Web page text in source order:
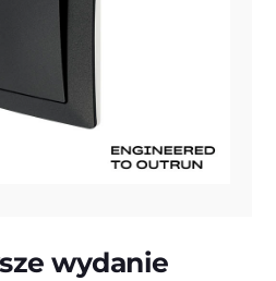
wydanie